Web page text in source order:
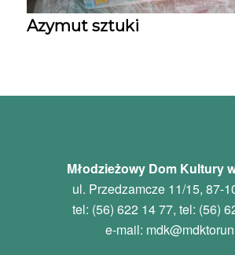
Azymut sztuki
Młodzieżowy Dom Kultury
ul. Przedzamcze 11/15, 87-
tel: (56) 622 14 77, tel: (56)
e-mail: mdk